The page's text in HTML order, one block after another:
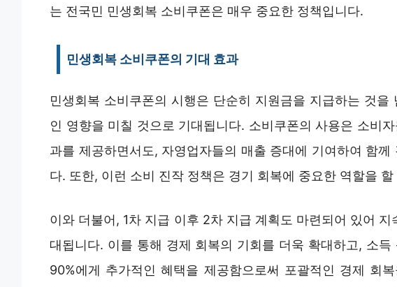
는 전국민 민생회복 소비쿠폰은 매우 중요한 정책입니다.
민생회복 소비쿠폰의 기대 효과
민생회복 소비쿠폰의 시행은 단순히 지원금을 지급하는 것을
인 영향을 미칠 것으로 기대됩니다. 소비쿠폰의 사용은 소비
과를 제공하면서도, 자영업자들의 매출 증대에 기여하여 함께
다. 또한, 이런 소비 진작 정책은 경기 회복에 중요한 역할을 할
이와 더불어, 1차 지급 이후 2차 지급 계획도 마련되어 있어 지
대됩니다. 이를 통해 경제 회복의 기회를 더욱 확대하고, 소득
90%에게 추가적인 혜택을 제공함으로써 포괄적인 경제 회